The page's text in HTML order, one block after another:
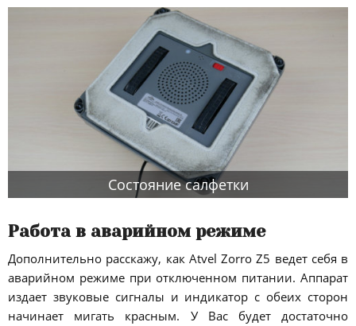
Состояние салфетки
Работа в аварийном режиме
Дополнительно расскажу, как Atvel Zorro Z5 ведет себя в
аварийном режиме при отключенном питании. Аппарат
издает звуковые сигналы и индикатор с обеих сторон
начинает мигать красным. У Вас будет достаточно